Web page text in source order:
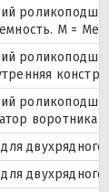
М =
воротника
для
для